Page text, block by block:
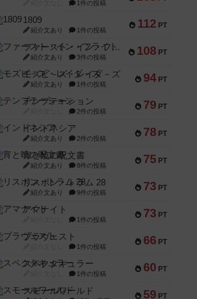
1件の投稿
112 PT
1809
紹介文あり 1件の投稿
108 PT
ファースト・イン・フライト
紹介文あり 3件の投稿
94 PT
モズビ－ズ・レイダ－ズ
紹介文あり 1件の投稿
79 PT
テンプテーション
2件の投稿
78 PT
インドネシア
紹介文あり 2件の投稿
75 PT
宵と暁の呪文書
紹介文あり 8件の投稿
73 PT
リスボン・トラム 28
紹介文あり 9件の投稿
73 PT
アマナイト
1件の投稿
66 PT
ブラヴェスト
1件の投稿
60 PT
スペクタキュラー
1件の投稿
59 PT
スモールワールド